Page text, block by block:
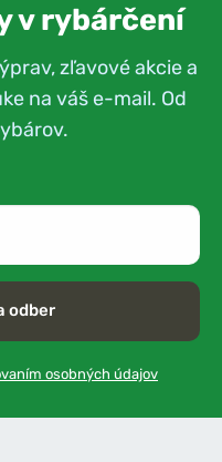
v rybárčení
zľavové akcie a
na váš e-mail. Od
odber
osobných údajov